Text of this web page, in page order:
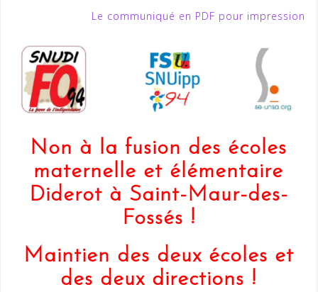
Le communiqué en PDF pour impression
Non à la fusion des écoles
maternelle et élémentaire
Diderot à Saint-Maur-des-
Fossés !
Maintien des deux écoles et
des deux directions !